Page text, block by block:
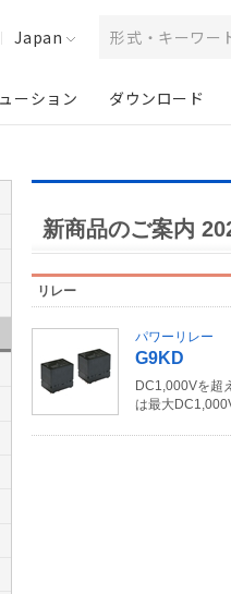
Japan
ーション ダウンロード
新商品のご案内
リレー
パワーリレー
G9KD
DC1,000Vを超
は最大